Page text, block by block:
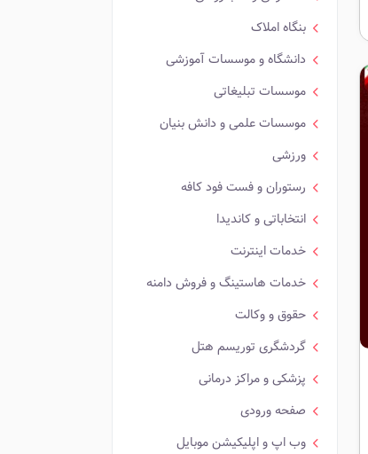
بنگاه املاک
دانشگاه و موسسات آموزشی
موسسات تبلیغاتی
موسسات علمی و دانش بنیان
ورزشی
رستوران و فست فود کافه
انتخاباتی و کاندیدا
خدمات اینترنت
خدمات هاستینگ و فروش دامنه
حقوق و وکالت
گردشگری توریسم هتل
پزشکی و مراکز درمانی
صفحه ورودی
وب اپ و اپلیکیشن موبایل